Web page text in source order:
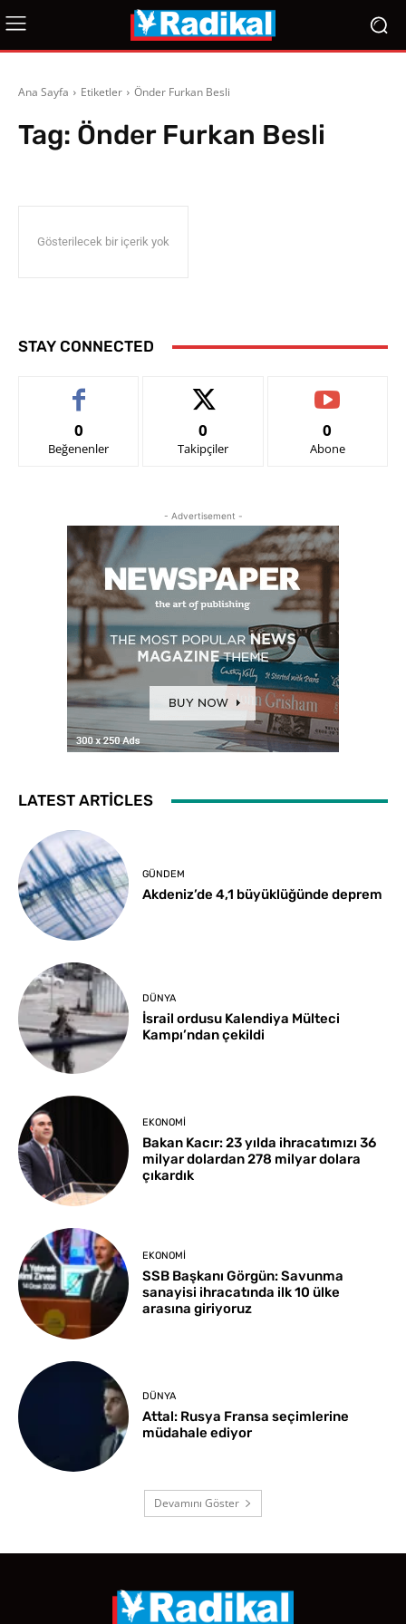
Ana Sayfa Etiketler Önder Furkan Besli
Tag: Önder Furkan Besli
Gösterilecek bir içerik yok
STAY CONNECTED
0
Beğenenler
0
Takipçiler
0
Abone
- Advertisement -
LATEST ARTICLES
GÜNDEM
Akdeniz’de 4,1 büyüklüğünde deprem
DÜNYA
İsrail ordusu Kalendiya Mülteci
Kampı’ndan çekildi
EKONOMI
Bakan Kacır: 23 yılda ihracatımızı 36
milyar dolardan 278 milyar dolara
çıkardık
EKONOMI
SSB Başkanı Görgün: Savunma
sanayisi ihracatında ilk 10 ülke
arasına giriyoruz
DÜNYA
Attal: Rusya Fransa seçimlerine
müdahale ediyor
Devamını Göster